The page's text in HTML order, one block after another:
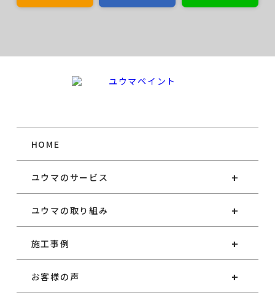
HOME
ユウマのサービス
ユウマの取り組み
施工事例
お客様の声